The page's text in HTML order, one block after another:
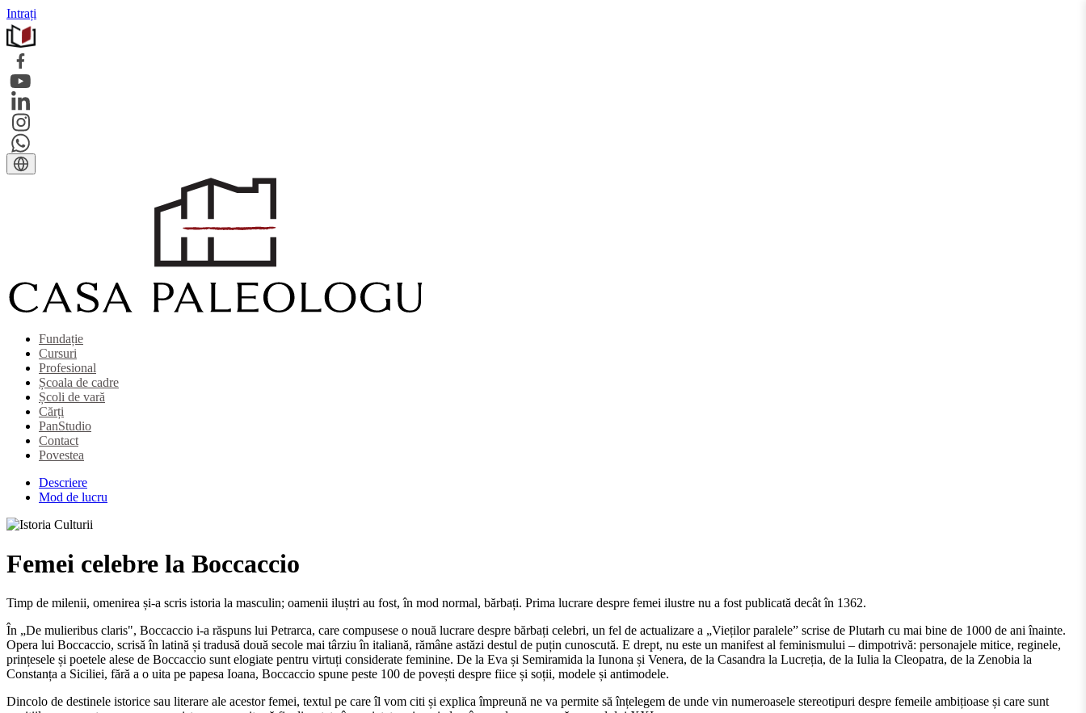
Intrați
Fundație
Cursuri
Profesional
Școala de cadre
Școli de vară
Cărți
PanStudio
Contact
Povestea
Descriere
Mod de lucru
Femei celebre la Boccaccio
Timp de milenii, omenirea și-a scris istoria la masculin; oamenii iluștri au fost, în mod normal, bărbați. Prima lucrare despre femei ilustre nu a fost publicată decât în 1362.
În „De mulieribus claris", Boccaccio i-a răspuns lui Petrarca, care compusese o nouă lucrare despre bărbați celebri, un fel de actualizare a „Vieților paralele” scrise de Plutarh cu mai bine de 1000 de ani înainte.
Opera lui Boccaccio, scrisă în latină și tradusă două secole mai târziu în italiană, rămâne astăzi destul de puțin cunoscută. E drept, nu este un manifest al feminismului – dimpotrivă: personajele mitice, reginele,
prințesele și poetele alese de Boccaccio sunt elogiate pentru virtuți considerate feminine. De la Eva și Semiramida la Iunona și Venera, de la Casandra la Lucreția, de la Iulia la Cleopatra, de la Zenobia la
Constanța a Siciliei, fără a o uita pe papesa Ioana, Boccaccio spune peste 100 de povești despre fiice și soții, modele și antimodele.
Dincolo de destinele istorice sau literare ale acestor femei, textul pe care îl vom citi și explica împreună ne va permite să înțelegem de unde vin numeroasele stereotipuri despre femeile ambițioase și care sunt